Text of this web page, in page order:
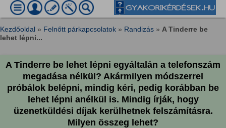
Kezdőoldal » Felnőtt párkapcsolatok » Randizás » A Tinderre be
lehet lépni...
A Tinderre be lehet lépni egyáltalán a telefonszám
megadása nélkül? Akármilyen módszerrel
próbálok belépni, mindig kéri, pedig korábban be
lehet lépni anélkül is. Mindig írják, hogy
üzenetküldési díjak kerülhetnek felszámításra.
Milyen összeg lehet?